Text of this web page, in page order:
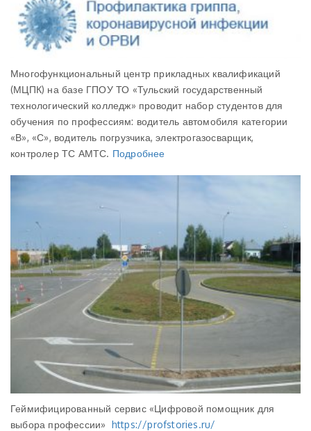
Многофункциональный центр прикладных квалификаций
(МЦПК) на базе ГПОУ ТО «Тульский государственный
технологический колледж» проводит набор студентов для
обучения по профессиям: водитель автомобиля категории
«В», «С», водитель погрузчика, электрогазосварщик,
контролер ТС АМТС. Подробнее
Геймифицированный сервис «Цифровой помощник для
выбора профессии» https://profstories.ru/